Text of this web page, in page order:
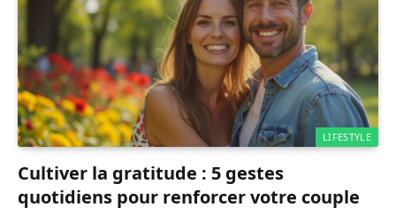
LIFESTYLE
Cultiver la gratitude : 5 gestes
quotidiens pour renforcer votre couple